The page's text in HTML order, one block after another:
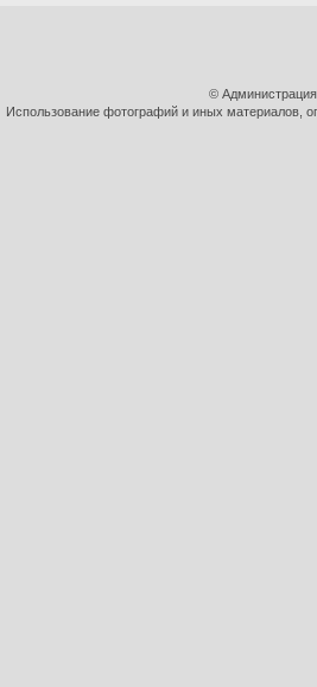
©
Использование фотографий и иных материалов,